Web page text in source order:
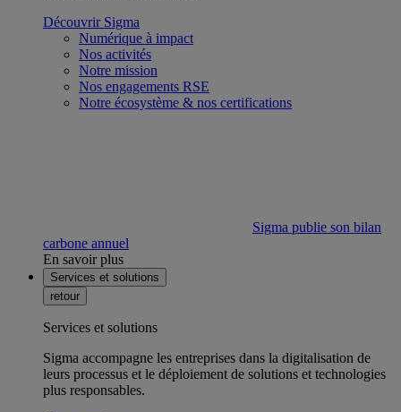
Découvrir Sigma
Numérique à impact
Nos activités
Notre mission
Nos engagements RSE
Notre écosystème & nos certifications
Sigma publie son bilan
carbone annuel
En savoir plus
Services et solutions
retour
Services et solutions
Sigma accompagne les entreprises dans la digitalisation de
leurs processus et le déploiement de solutions et technologies
plus responsables.